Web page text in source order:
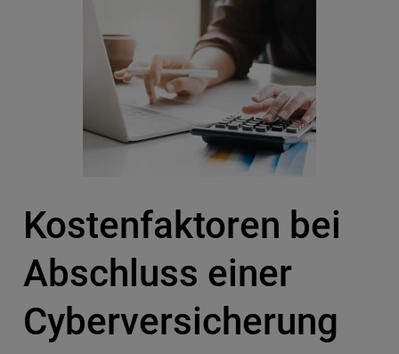
Kostenfaktoren bei
Abschluss einer
Cyberversicherung